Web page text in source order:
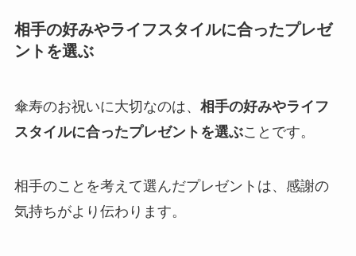
相手の好みやライフスタイルに合ったプレゼ
ントを選ぶ
傘寿のお祝いに大切なのは、 相手の好みやライフ
スタイルに合ったプレゼントを選ぶことです。
相手のことを考えて選んだプレゼントは、感謝の
気持ちがより伝わります。